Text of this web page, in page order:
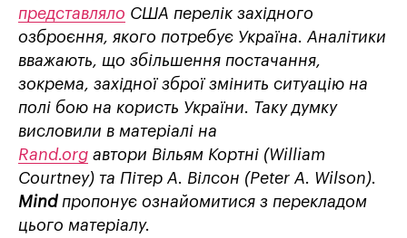
представляло США перелік західного
озброєння, якого потребує Україна. Аналітики
вважають, що збільшення постачання,
зокрема, західної зброї змінить ситуацію на
полі бою на користь України. Таку думку
висловили в матеріалі на
Rand.org автори Вільям Кортні (William
Courtney) та Пітер А. Вілсон (Peter A. Wilson).
Mindпропонує ознайомитися з перекладом
цього матеріалу.